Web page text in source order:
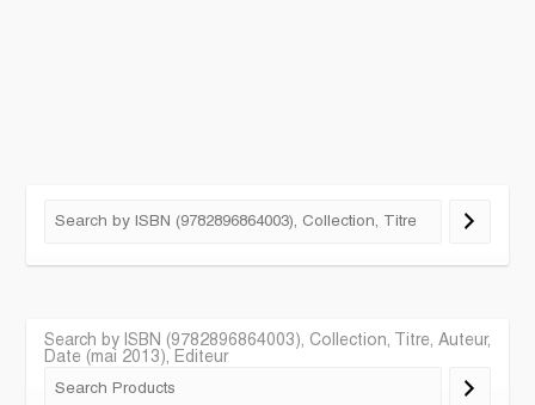
Search by ISBN (9782896864003), Collection, Titre, Auteur,
Date (mai 2013), Editeur